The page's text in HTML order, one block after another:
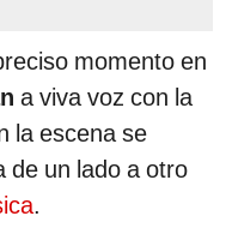
momento en
a viva voz con la
la escena se
de un lado a otro
.